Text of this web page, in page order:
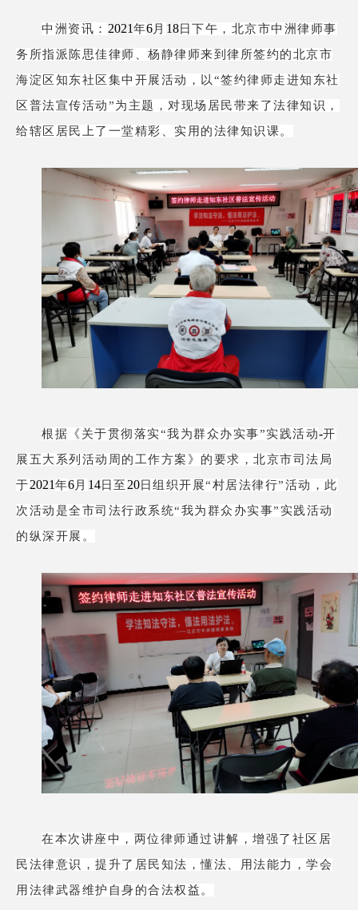
中洲资讯： 2021年6月 18日下午，北京市中洲律师事
务所指派陈思佳律师、杨静律师来到律所签约的北京市
海淀区知东社区集中开展活动，以“签约律师走进知东社
区普法宣传活动”为主题，对现场居民带来了法律知识，
给辖区居民上了一堂精彩、实用的法律知识课。
根据《关于贯彻落实“我为群众办实事”实践活动-开
展五大系列活动周的工作方案》的要求，北京市司法局
于2021年6月 14日至 20日组织开展“村居法律行”活动，此
次活动是全市司法行政系统“我为群众办实事”实践活动
的纵深开展。
在本次讲座中，两位律师通过讲解，增强了社区居
民法律意识，提升了居民知法，懂法、用法能力，学会
用法律武器维护自身的合法权益。